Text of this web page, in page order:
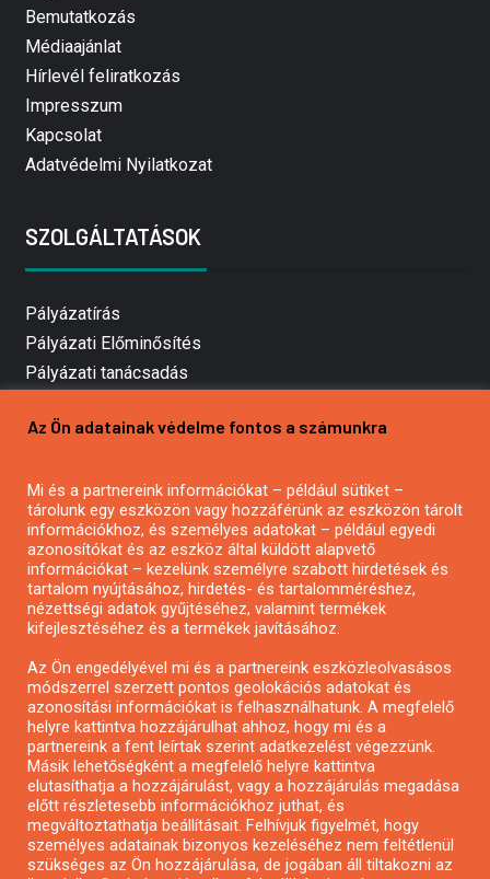
Bemutatkozás
Médiaajánlat
Hírlevél feliratkozás
Impresszum
Kapcsolat
Adatvédelmi Nyilatkozat
SZOLGÁLTATÁSOK
Pályázatírás
Pályázati Előminősítés
Pályázati tanácsadás
Mezőgazdasági pályázatírás
Pályázatírás civil szervezeteknek
Pályázatírás önkormányzatoknak
Pályázatfigyelés
Specifikus pályázatfigyelés vagy hírlevél
Pályázatok magánszemélyeknek
Pályázatok civil szervezeteknek
Pályázatok vállalkozásoknak
Önkormányzati pályázatok
Mezőgazdasági pályázatok
Az Ön adatainak védelme fontos a számunkra
Mi és a partnereink információkat – például sütiket –
tárolunk egy eszközön vagy hozzáférünk az eszközön tárolt
információkhoz, és személyes adatokat – például egyedi
azonosítókat és az eszköz által küldött alapvető
információkat – kezelünk személyre szabott hirdetések és
tartalom nyújtásához, hirdetés- és tartalomméréshez,
nézettségi adatok gyűjtéséhez, valamint termékek
kifejlesztéséhez és a termékek javításához.
Az Ön engedélyével mi és a partnereink eszközleolvasásos
módszerrel szerzett pontos geolokációs adatokat és
azonosítási információkat is felhasználhatunk. A megfelelő
helyre kattintva hozzájárulhat ahhoz, hogy mi és a
partnereink a fent leírtak szerint adatkezelést végezzünk.
Másik lehetőségként a megfelelő helyre kattintva
elutasíthatja a hozzájárulást, vagy a hozzájárulás megadása
előtt részletesebb információkhoz juthat, és
megváltoztathatja beállításait. Felhívjuk figyelmét, hogy
személyes adatainak bizonyos kezeléséhez nem feltétlenül
szükséges az Ön hozzájárulása, de jogában áll tiltakozni az